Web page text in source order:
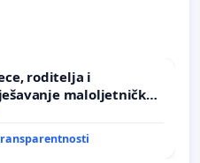
roditelja i
maloljetničkog